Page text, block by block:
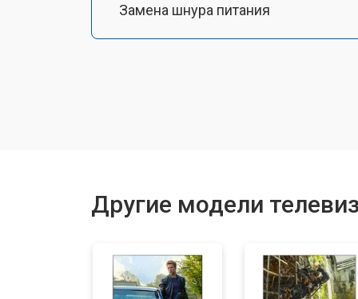
Замена шнура питания
Замена HDMI порта
Другие модели